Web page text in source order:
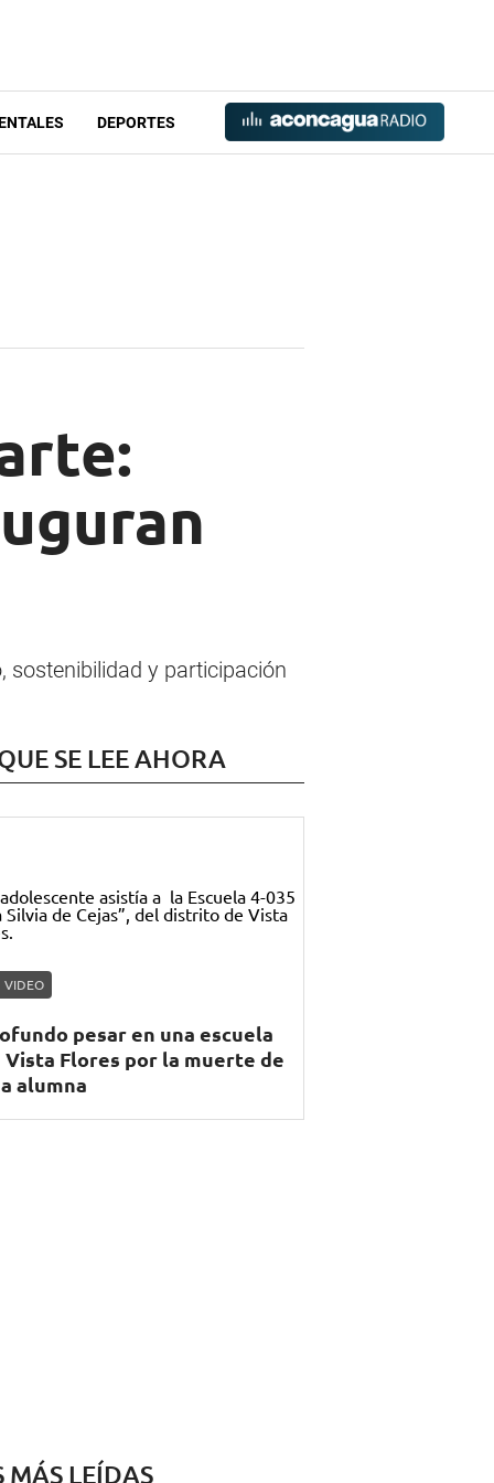
DEPORTES
sostenibilidad y participación
SE LEE AHORA
VIDEO
pesar en una escuela
Vista Flores por la muerte de
alumna
MÁS LEÍDAS